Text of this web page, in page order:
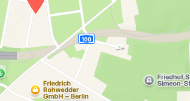
Anmelden